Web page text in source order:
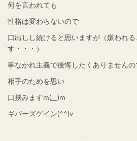
何を言われても
性格は変わらないので
口出しし続けると思いますが（嫌われる
す・・・）
事なかれ主義で後悔したくありませんの
相手のためを思い
口挟みますm(__)m
ギバーズゲイン(^^)v